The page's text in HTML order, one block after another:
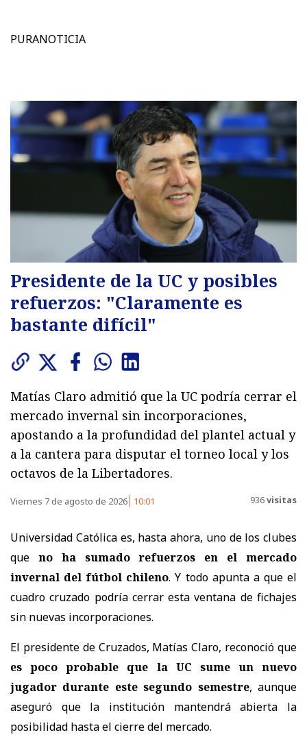
PURANOTICIA
Presidente de la UC y posibles
refuerzos: "Claramente es
bastante difícil"
Matías Claro admitió que la UC podría cerrar el
mercado invernal sin incorporaciones,
apostando a la profundidad del plantel actual y
a la cantera para disputar el torneo local y los
octavos de la Libertadores.
Viernes 7 de agosto de 2026 10:01 936visitas
Universidad Católica es, hasta ahora, uno de los clubes
que no ha sumado refuerzos en el mercado
invernal del fútbol chileno. Y todo apunta a que el
cuadro cruzado podría cerrar esta ventana de fichajes
sin nuevas incorporaciones.
El presidente de Cruzados, Matías Claro, reconoció que
es poco probable que la UC sume un nuevo
jugador durante este segundo semestre, aunque
aseguró que la institución mantendrá abierta la
posibilidad hasta el cierre del mercado.